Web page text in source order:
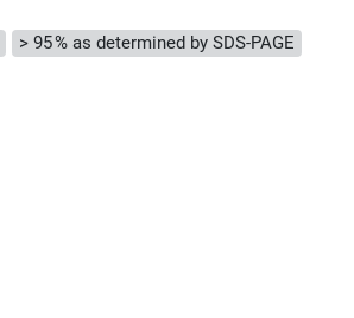
> 95 % as determined by SDS-PAGE